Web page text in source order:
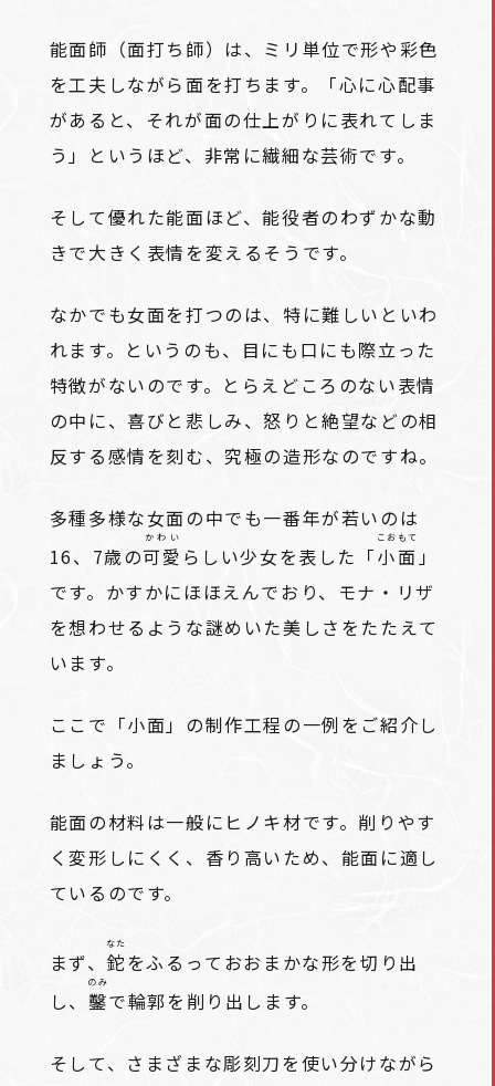
能面師（面打ち師）は、ミリ単位で形や彩色
を工夫しながら面を打ちます。「心に心配事
があると、それが面の仕上がりに表れてしま
う」というほど、非常に繊細な芸術です。
そして優れた能面ほど、能役者のわずかな動
きで大きく表情を変えるそうです。
なかでも女面を打つのは、特に難しいといわ
れます。というのも、目にも口にも際立った
特徴がないのです。とらえどころのない表情
の中に、喜びと悲しみ、怒りと絶望などの相
反する感情を刻む、究極の造形なのですね。
多種多様な女面の中でも一番年が若いのは
16、7歳の可愛
かわい
らしい少女を表した「小面
こおもて
」
です。かすかにほほえんでおり、モナ・リザ
を想わせるような謎めいた美しさをたたえて
います。
ここで「小面」の制作工程の一例をご紹介し
ましょう。
能面の材料は一般にヒノキ材です。削りやす
く変形しにくく、香り高いため、能面に適し
ているのです。
まず、 鉈
なた
をふるっておおまかな形を切り出
し、 鑿
のみ
で輪郭を削り出します。
そして、さまざまな彫刻刀を使い分けながら